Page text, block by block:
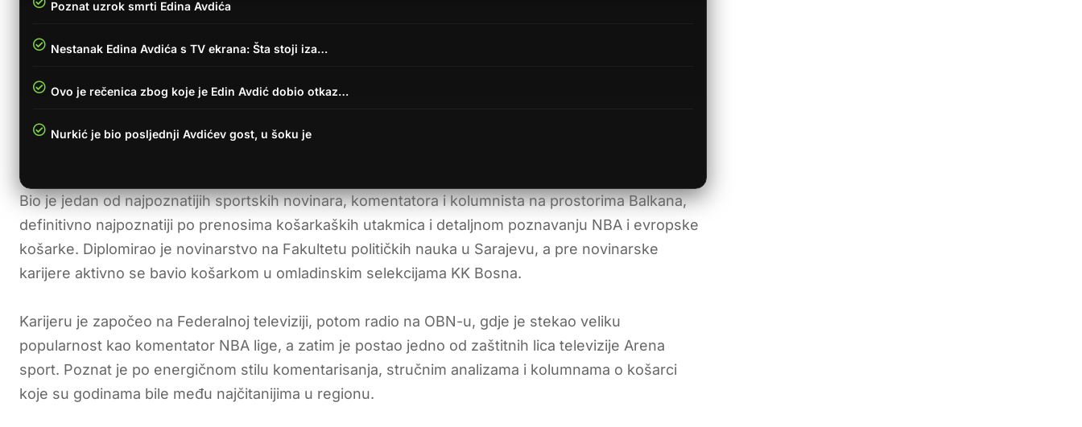
Poznat uzrok smrti Edina Avdića
Nestanak Edina Avdića s TV ekrana: Šta stoji iza…
Ovo je rečenica zbog koje je Edin Avdić dobio otkaz…
Nurkić je bio posljednji Avdićev gost, u šoku je
Bio je jedan od najpoznatijih sportskih novinara, komentatora i kolumnista na prostorima Balkana,
definitivno najpoznatiji po prenosima košarkaških utakmica i detaljnom poznavanju NBA i evropske
košarke. Diplomirao je novinarstvo na Fakultetu političkih nauka u Sarajevu, a pre novinarske
karijere aktivno se bavio košarkom u omladinskim selekcijama KK Bosna.
Karijeru je započeo na Federalnoj televiziji, potom radio na OBN-u, gdje je stekao veliku
popularnost kao komentator NBA lige, a zatim je postao jedno od zaštitnih lica televizije Arena
sport. Poznat je po energičnom stilu komentarisanja, stručnim analizama i kolumnama o košarci
koje su godinama bile među najčitanijima u regionu.